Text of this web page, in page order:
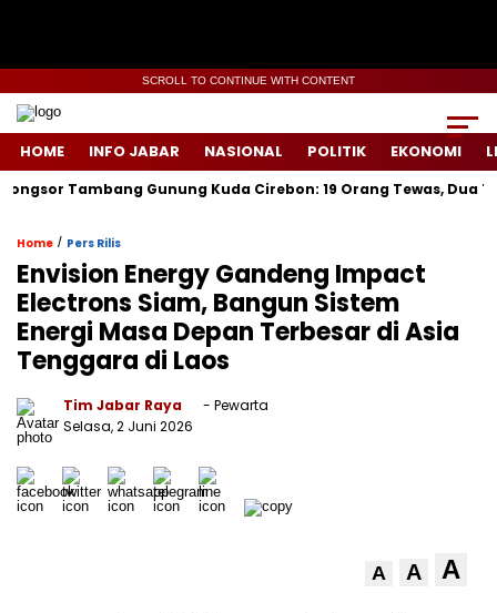
SCROLL TO CONTINUE WITH CONTENT
HOME INFO JABAR NASIONAL POLITIK EKONOMI
Tambang Gunung Kuda Cirebon: 19 Orang Tewas, Dua
Home / Pers Rilis
Envision Energy Gandeng Impact
Electrons Siam, Bangun Sistem
Energi Masa Depan Terbesar di Asia
Tenggara di Laos
Tim Jabar Raya
- Pewarta
Selasa, 2 Juni 2026
A A A